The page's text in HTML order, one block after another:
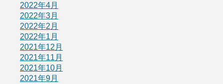
2022年4月
2022年3月
2022年2月
2022年1月
2021年12月
2021年11月
2021年10月
2021年9月